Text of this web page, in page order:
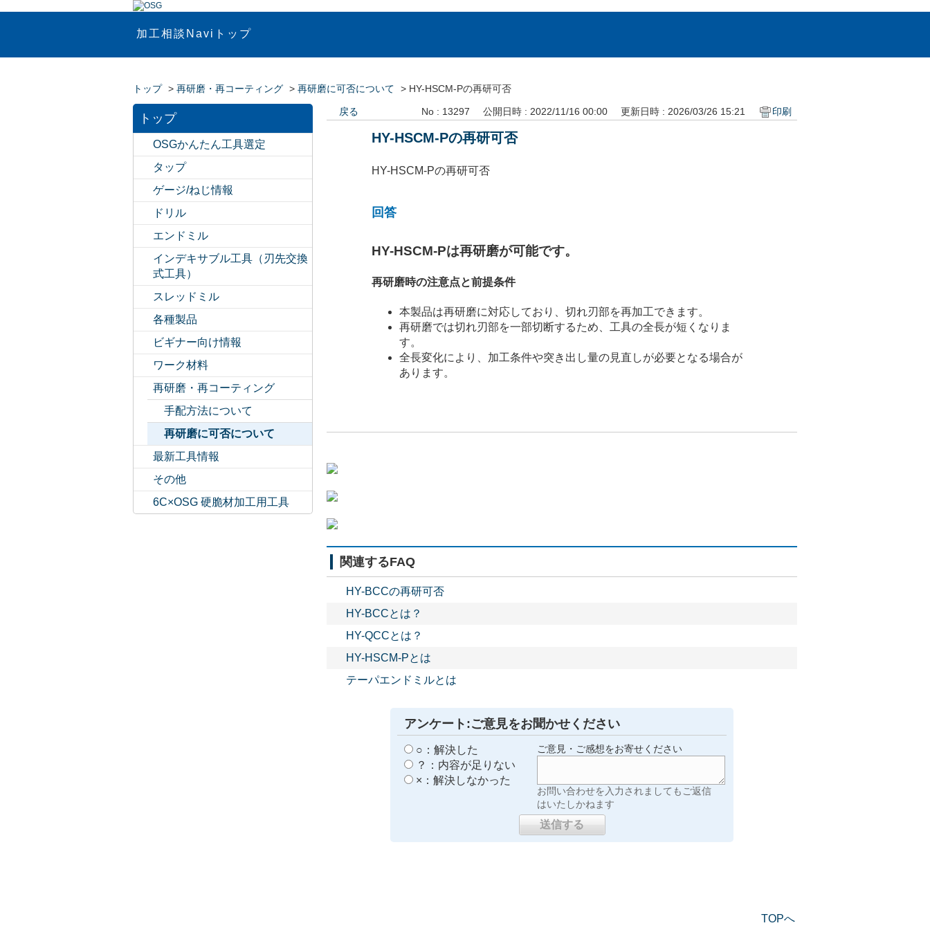
加工相談Naviトップ
トップ > 再研磨・再コーティング > 再研磨に可否について > HY-HSCM-Pの再研可否
トップ
OSGかんたん工具選定
タップ
ゲージ/ねじ情報
ドリル
エンドミル
インデキサブル工具（刃先交換
式工具）
スレッドミル
各種製品
ビギナー向け情報
ワーク材料
再研磨・再コーティング
手配方法について
再研磨に可否について
最新工具情報
その他
6C×OSG 硬脆材加工用工具
戻る No : 13297 公開日時 : 2022/11/16 00:00 更新日時 : 2026/03/26 15:21 印刷
HY-HSCM-Pの再研可否
HY-HSCM-Pの再研可否
回答
HY-HSCM-Pは再研磨が可能です。
再研磨時の注意点と前提条件
本製品は再研磨に対応しており、切れ刃部を再加工できます。
再研磨では切れ刃部を一部切断するため、工具の全長が短くなりま
す。
全長変化により、加工条件や突き出し量の見直しが必要となる場合が
あります。
関連するFAQ
HY-BCCの再研可否
HY-BCCとは？
HY-QCCとは？
HY-HSCM-Pとは
テーパエンドミルとは
アンケート:ご意見をお聞かせください
○：解決した
？：内容が足りない
×：解決しなかった
ご意見・ご感想をお寄せください
お問い合わせを入力されましてもご返信
はいたしかねます
TOPへ